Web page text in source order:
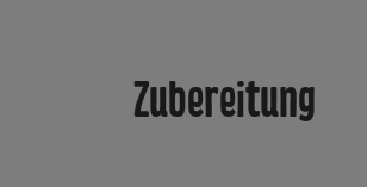
Zubereitung